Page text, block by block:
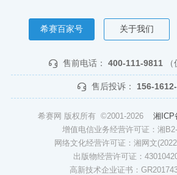
希赛百家号 关于我们
售前电话： 400-111-9811
售后投诉： 156-
希赛网 版权所有 ©2001-2026 湘ICP
增值电信业务经营许可证：湘
网络文化经营许可证：湘网文
出版物经营许可证：
高新技术企业证书：